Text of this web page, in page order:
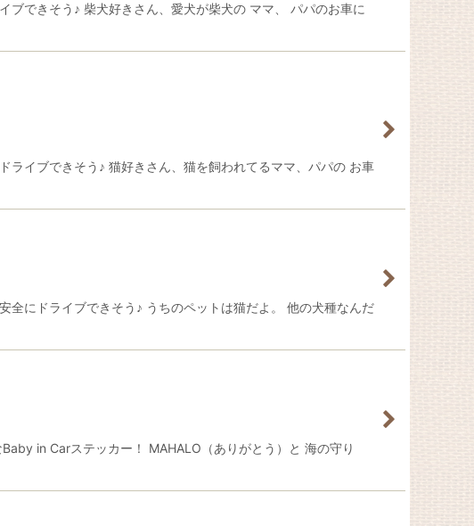
できそう♪ 柴犬好きさん、愛犬が柴犬の ママ、 パパのお車に
イブできそう♪ 猫好きさん、猫を飼われてるママ、パパの お車
にドライブできそう♪ うちのペットは猫だよ。 他の犬種なんだ
in Carステッカー！ MAHALO（ありがとう）と 海の守り